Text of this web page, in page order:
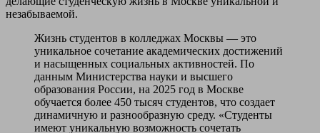
незабываемой.
Жизнь студентов в колледжах Москвы — это
уникальное сочетание академических достижений
и насыщенных социальных активностей. По
данным Министерства науки и высшего
образования России, на 2025 год в Москве
обучается более 450 тысяч студентов, что создает
динамичную и разнообразную среду. «Студенты
имеют уникальную возможность сочетать